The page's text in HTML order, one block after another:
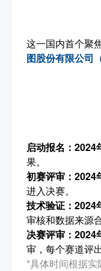
这一国内首个聚
图股份有限公司
启动报名：2024
果。
初赛评审：2024
进入决赛。
技术验证：2024
审核和数据来源
决赛评审：2024
审，每个赛道评
*具体时间根据实